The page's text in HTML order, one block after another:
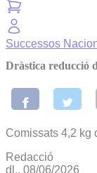
Successos
Dràstica reducció
Comissats 4,2 kg
Redacció
dl., 08/06/2026